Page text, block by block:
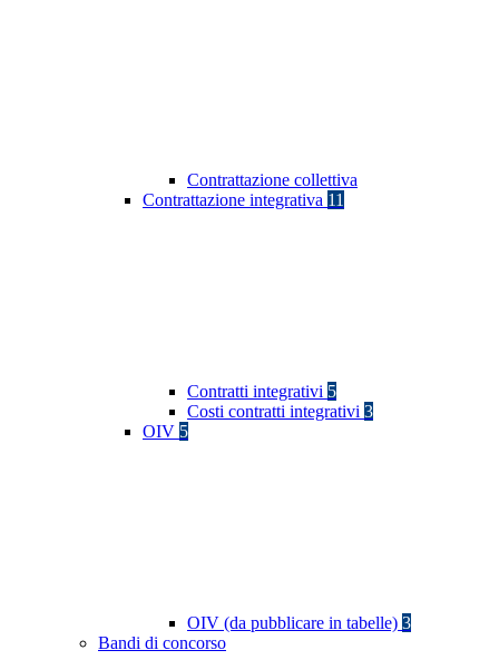
Contrattazione collettiva
Contrattazione integrativa 11
Contratti integrativi 5
Costi contratti integrativi 3
OIV 5
OIV (da pubblicare in tabelle) 3
Bandi di concorso